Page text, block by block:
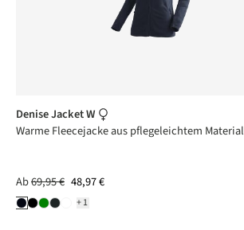
+1
Denise Jacket W
Warme Fleecejacke aus pflegeleichtem Material
Ab69,95 € 48,97 €